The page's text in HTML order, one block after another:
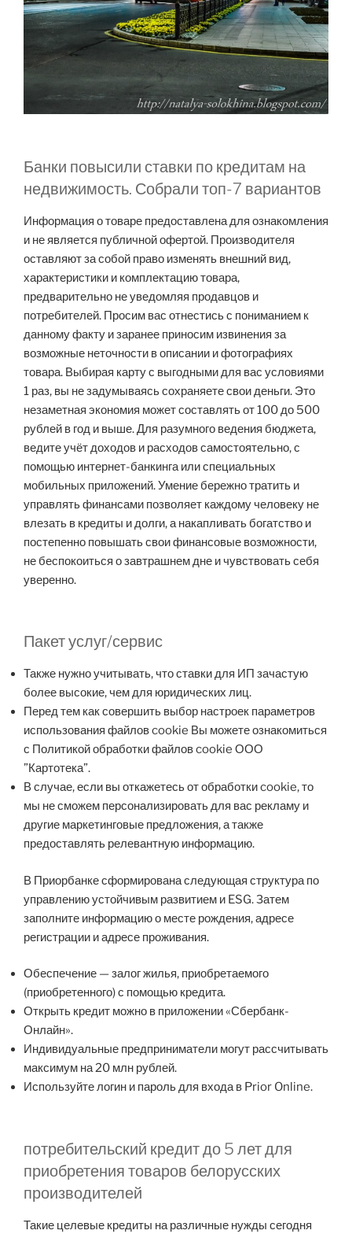
Банки повысили ставки по кредитам на
недвижимость. Собрали топ-7 вариантов
Информация о товаре предоставлена для ознакомления
и не является публичной офертой. Производителя
оставляют за собой право изменять внешний вид,
характеристики и комплектацию товара,
предварительно не уведомляя продавцов и
потребителей. Просим вас отнестись с пониманием к
данному факту и заранее приносим извинения за
возможные неточности в описании и фотографиях
товара. Выбирая карту с выгодными для вас условиями
1 раз, вы не задумываясь сохраняете свои деньги. Это
незаметная экономия может составлять от 100 до 500
рублей в год и выше. Для разумного ведения бюджета,
ведите учёт доходов и расходов самостоятельно, с
помощью интернет-банкинга или специальных
мобильных приложений. Умение бережно тратить и
управлять финансами позволяет каждому человеку не
влезать в кредиты и долги, а накапливать богатство и
постепенно повышать свои финансовые возможности,
не беспокоиться о завтрашнем дне и чувствовать себя
уверенно.
Пакет услуг/сервис
Также нужно учитывать, что ставки для ИП зачастую
более высокие, чем для юридических лиц.
Перед тем как совершить выбор настроек параметров
использования файлов cookie Вы можете ознакомиться
с Политикой обработки файлов cookie ООО
”Картотека”.
В случае, если вы откажетесь от обработки cookie, то
мы не сможем персонализировать для вас рекламу и
другие маркетинговые предложения, а также
предоставлять релевантную информацию.
В Приорбанке сформирована следующая структура по
управлению устойчивым развитием и ESG. Затем
заполните информацию о месте рождения, адресе
регистрации и адресе проживания.
Обеспечение — залог жилья, приобретаемого
(приобретенного) с помощью кредита.
Открыть кредит можно в приложении «Сбербанк-
Онлайн».
Индивидуальные предприниматели могут рассчитывать
максимум на 20 млн рублей.
Используйте логин и пароль для входа в Prior Online.
потребительский кредит до 5 лет для
приобретения товаров белорусских
производителей
Такие целевые кредиты на различные нужды сегодня